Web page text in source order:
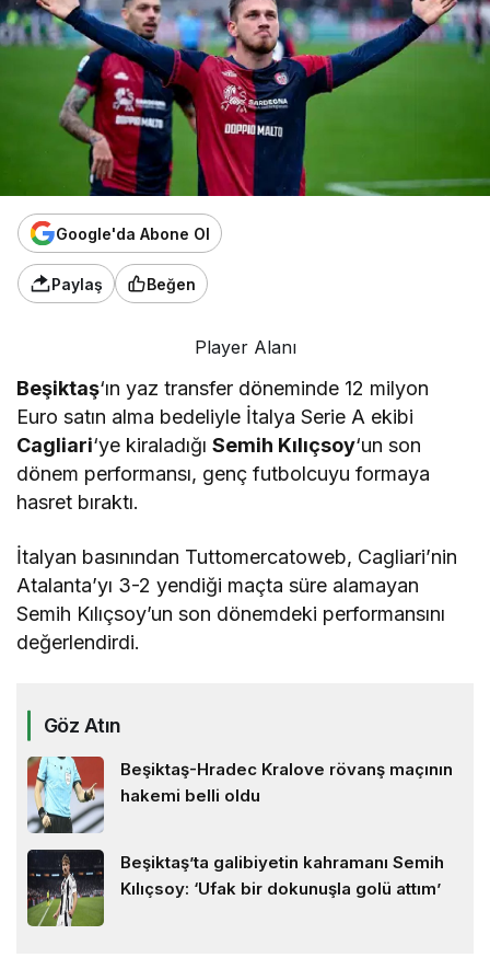
Google'da Abone Ol
Paylaş Beğen
Player Alanı
Beşiktaş‘ın yaz transfer döneminde 12 milyon
Euro satın alma bedeliyle İtalya Serie A ekibi
Cagliari‘ye kiraladığıSemih Kılıçsoy‘un son
dönem performansı, genç futbolcuyu formaya
hasret bıraktı.
İtalyan basınından Tuttomercatoweb, Cagliari’nin
Atalanta’yı 3-2 yendiği maçta süre alamayan
Semih Kılıçsoy’un son dönemdeki performansını
değerlendirdi.
Göz Atın
Beşiktaş-Hradec Kralove rövanş maçının
hakemi belli oldu
Beşiktaş’ta galibiyetin kahramanı Semih
Kılıçsoy: ‘Ufak bir dokunuşla golü attım’